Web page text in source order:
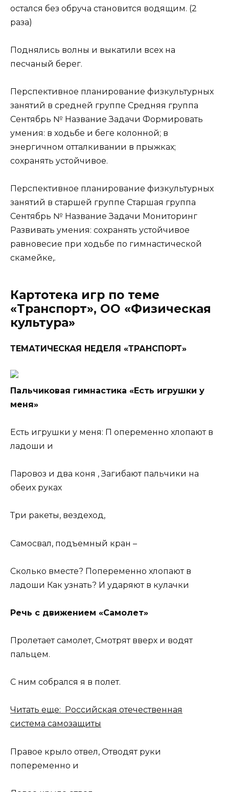
остался без обруча становится водящим. (2
раза)
Поднялись волны и выкатили всех на
песчаный берег.
Перспективное планирование физкультурных
занятий в средней группе Средняя группа
Сентябрь № Название Задачи Формировать
умения: в ходьбе и беге колонной; в
энергичном отталкивании в прыжках;
сохранять устойчивое.
Перспективное планирование физкультурных
занятий в старшей группе Старшая группа
Сентябрь № Название Задачи Мониторинг
Развивать умения: сохранять устойчивое
равновесие при ходьбе по гимнастической
скамейке,.
Картотека игр по теме
«Транспорт», ОО «Физическая
культура»
ТЕМАТИЧЕСКАЯ НЕДЕЛЯ «ТРАНСПОРТ»
Пальчиковая гимнастика «Есть игрушки у
меня»
Есть игрушки у меня: П опеременно хлопают в
ладоши и
Паровоз и два коня , Загибают пальчики на
обеих руках
Три ракеты, вездеход,
Самосвал, подъемный кран –
Сколько вместе? Попеременно хлопают в
ладоши Как узнать? И ударяют в кулачки
Речь с движением «Самолет»
Пролетает самолет, Смотрят вверх и водят
пальцем.
С ним собрался я в полет.
Читать еще: Российская отечественная
система самозащиты
Правое крыло отвел, Отводят руки
попеременно и